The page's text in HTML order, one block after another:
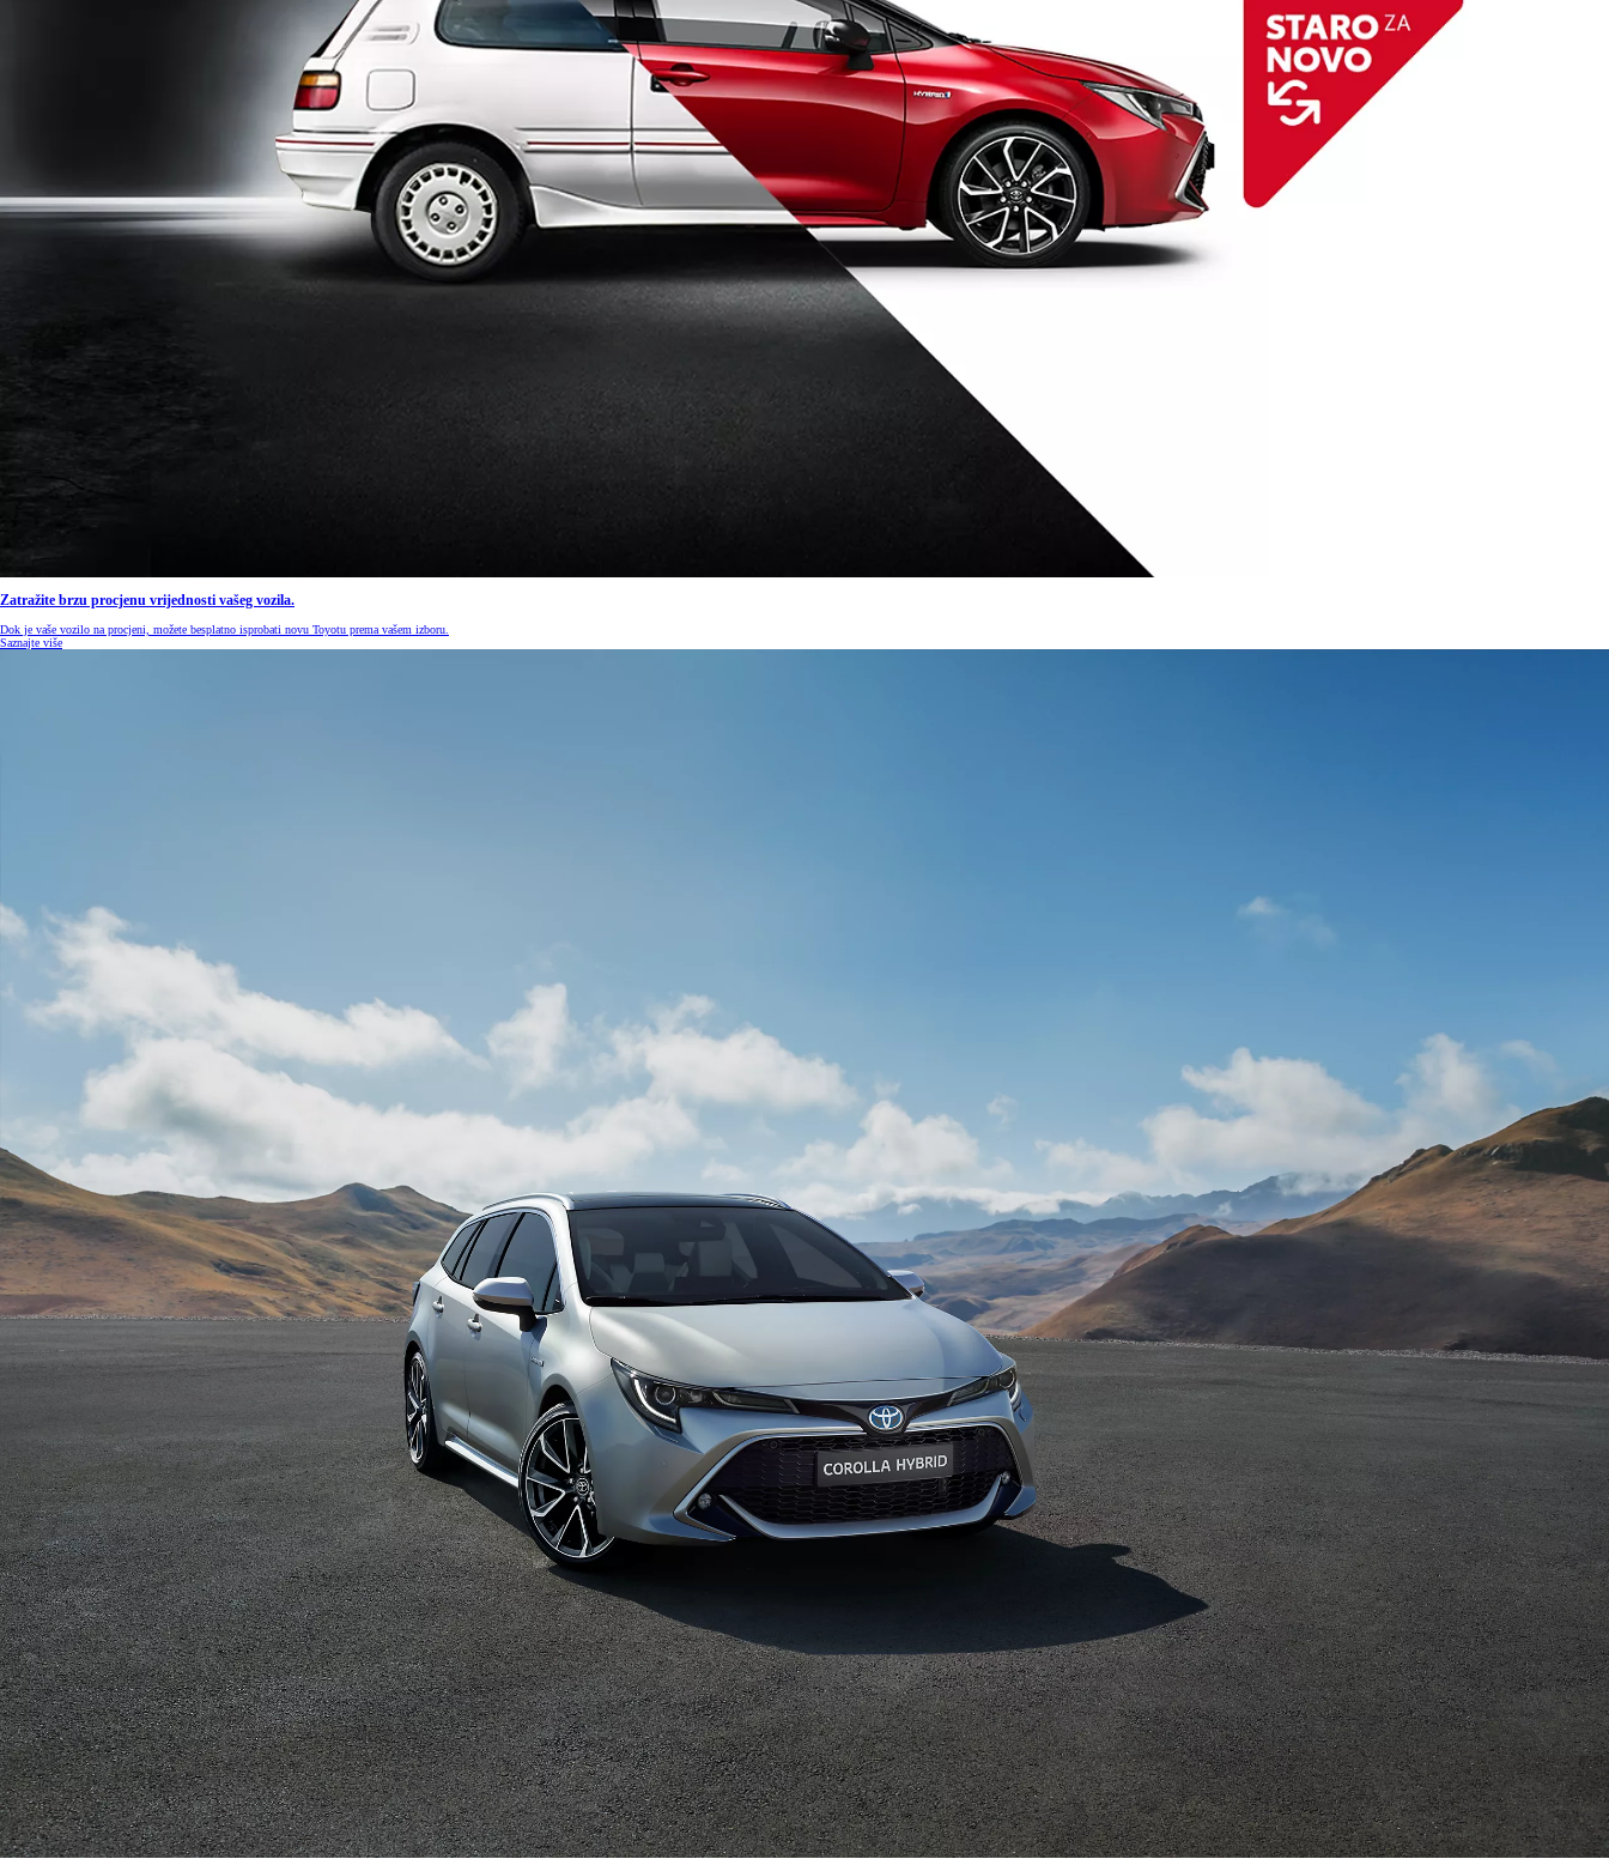
Zatražite brzu procjenu vrijednosti vašeg vozila.
Dok je vaše vozilo na procjeni, možete besplatno isprobati novu Toyotu prema vašem izboru.
Saznajte više